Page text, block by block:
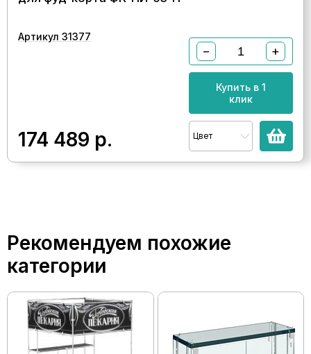
Артикул 31377
174 489 р.
− +
Купить в 1
клик
Цвет
Рекомендуем похожие
категории